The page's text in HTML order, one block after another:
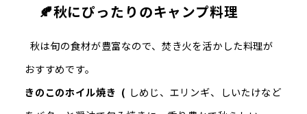
🍂秋にぴったりのキャンプ料理
秋は旬の食材が豊富なので、焚き火を活かした料理が
おすすめです。
きのこのホイル焼き ( しめじ、エリンギ、しいたけなど